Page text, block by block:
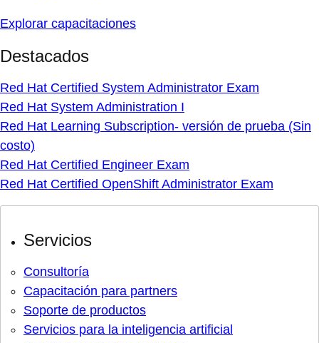
Explorar capacitaciones
Destacados
Red Hat Certified System Administrator Exam
Red Hat System Administration I
Red Hat Learning Subscription- versión de prueba (Sin
costo)
Red Hat Certified Engineer Exam
Red Hat Certified OpenShift Administrator Exam
Servicios
Consultoría
Capacitación para partners
Soporte de productos
Servicios para la inteligencia artificial